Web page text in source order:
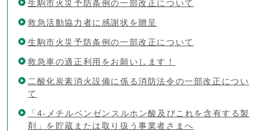
生駒市火災予防条例の一部改正について
救急活動協力者に感謝状を贈呈
生駒市火災予防条例の一部改正について
救急車の適正利用をお願いします！
二酸化炭素消火設備に係る消防法令の一部改正につい
て
「4‐メチルベンゼンスルホン酸及びこれを含有する製
剤」を貯蔵または取り扱う事業者さまへ